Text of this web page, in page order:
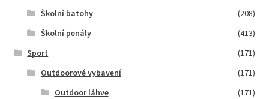
Školní batohy
(208)
Školní penály
(413)
Sport
(171)
Outdoorové vybavení
(171)
Outdoor láhve
(171)